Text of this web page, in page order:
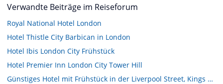
Verwandte Beiträge im Reiseforum
Royal National Hotel London
Hotel Thistle City Barbican in London
Hotel Ibis London City Frühstück
Hotel Premier Inn London City Tower Hill
Günstiges Hotel mit Frühstück in der Liverpool Street, Kings Cross oder Victoria Station